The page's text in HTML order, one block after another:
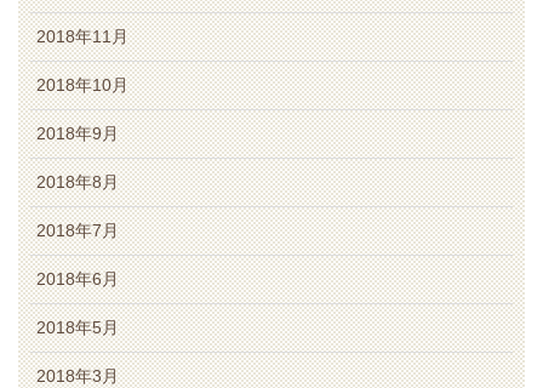
2018年11月
2018年10月
2018年9月
2018年8月
2018年7月
2018年6月
2018年5月
2018年3月